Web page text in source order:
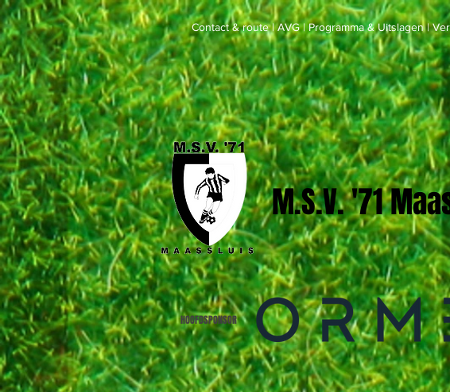
Contact & route|AVG|Programma & Uitslagen|
M.S.V. '71
HOOFDSPONSOR